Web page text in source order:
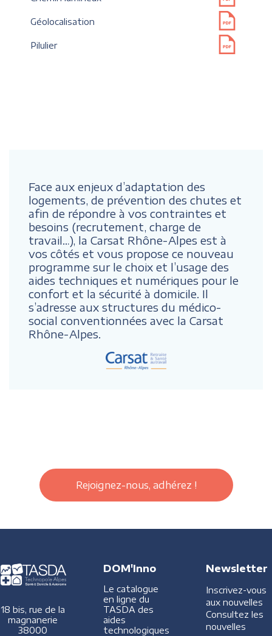
Géolocalisation
Pilulier
Face aux enjeux d’adaptation des
logements, de prévention des chutes et
afin de répondre à vos contraintes et
besoins (recrutement, charge de
travail…), la Carsat Rhône-Alpes est à
vos côtés et vous propose ce nouveau
programme sur le choix et l’usage des
aides techniques et numériques pour le
confort et la sécurité à domicile. Il
s’adresse aux structures du médico-
social conventionnées avec la Carsat
Rhône-Alpes.
Rejoignez-nous, adhérez !
18 bis, rue de la
magnanerie
38000
DOM'Inno
Le catalogue
en ligne du
TASDA des
aides
technologiques
Newsletter
Inscrivez-vous
aux nouvelles
Consultez les
nouvelles